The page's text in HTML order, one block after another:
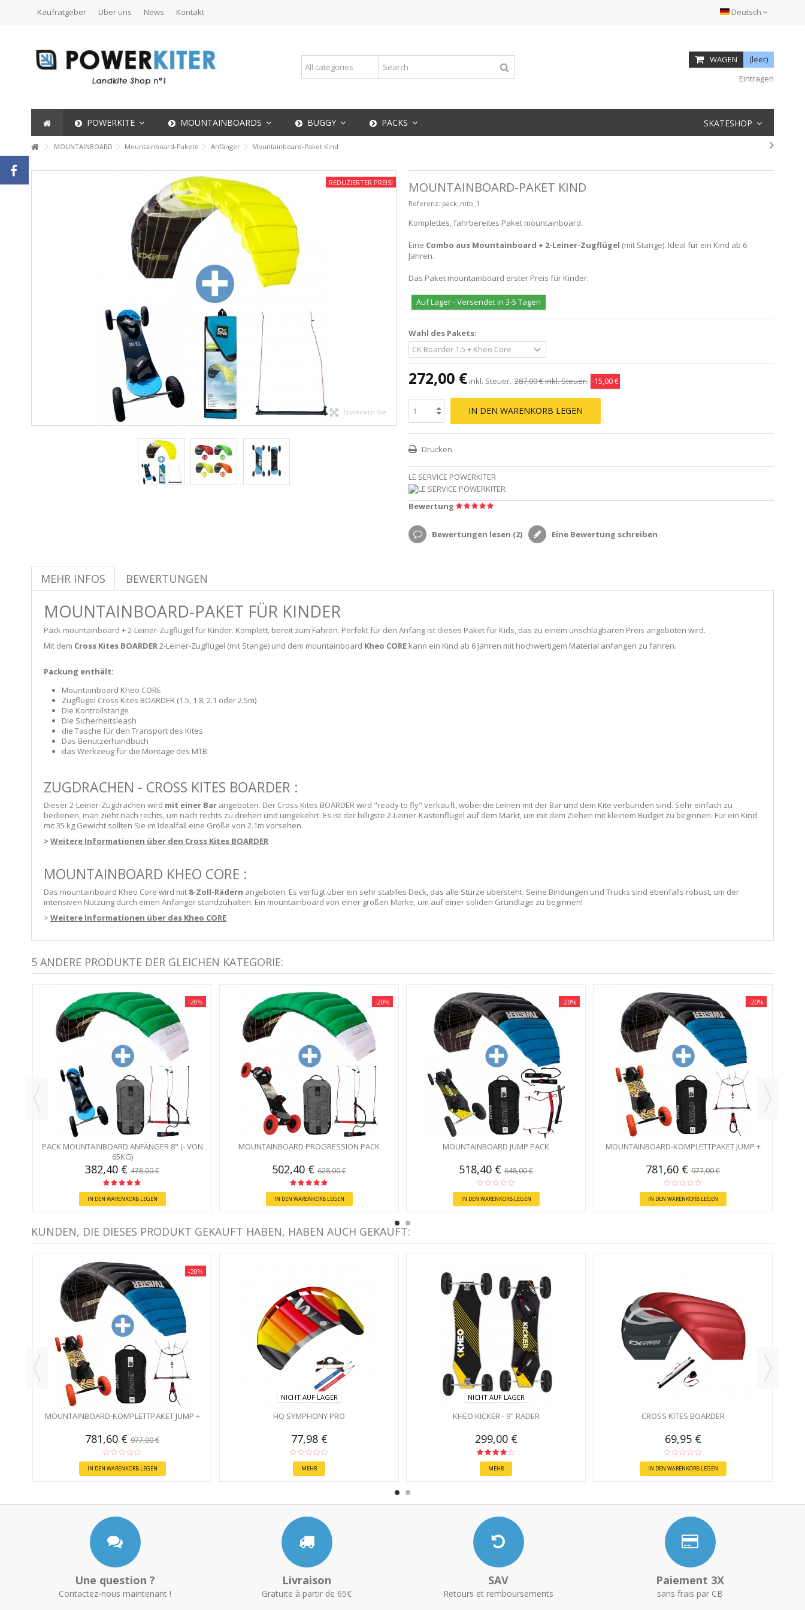
Deutsch
Kaufratgeber Über uns News Kontakt
WAGEN
(leer)
Eintragen
POWERKITE MOUNTAINBOARDS BUGGY PACKS SKATESHOP
MOUNTAINBOARD Mountainboard-Pakete Anfänger Mountainboard-Paket Kind
REDUZIERTER PREIS!
Erweitern Sie
MOUNTAINBOARD-PAKET KIND
Referenz: pack_mtb_1
Komplettes, fahrbereites Paket mountainboard.
Eine Combo aus Mountainboard + 2-Leiner-Zugflügel (mit Stange). Ideal für ein Kind ab 6
Jahren.
Das Paket mountainboard erster Preis für Kinder.
Auf Lager - Versendet in 3-5 Tagen
Wahl des Pakets:
272,00 € inkl. Steuer. 287,00 €inkl. Steuer. -15,00 €
IN DEN WARENKORB LEGEN
Drucken
LE SERVICE POWERKITER
Bewertung
Bewertungen lesen (2) Eine Bewertung schreiben
MEHR INFOS BEWERTUNGEN
MOUNTAINBOARD-PAKET FÜR KINDER
Pack mountainboard + 2-Leiner-Zugflügel für Kinder. Komplett, bereit zum Fahren. Perfekt für den Anfang ist dieses Paket für Kids, das zu einem unschlagbaren Preis angeboten wird.
Mit dem Cross Kites BOARDER2-Leiner-Zugflügel (mit Stange) und dem mountainboard Kheo CORE kann ein Kind ab 6 Jahren mit hochwertigem Material anfangen zu fahren.
Packung enthält:
Mountainboard Kheo CORE
Zugflügel Cross Kites BOARDER (1.5, 1.8, 2.1 oder 2.5m)
Die Kontrollstange
Die Sicherheitsleash
die Tasche für den Transport des Kites
Das Benutzerhandbuch
das Werkzeug für die Montage des MTB
ZUGDRACHEN - CROSS KITES BOARDER :
Dieser 2-Leiner-Zugdrachen wird mit einer Bar angeboten. Der Cross Kites BOARDER wird "ready to fly" verkauft, wobei die Leinen mit der Bar und dem Kite verbunden sind. Sehr einfach zu
bedienen, man zieht nach rechts, um nach rechts zu drehen und umgekehrt. Es ist der billigste 2-Leiner-Kastenflügel auf dem Markt, um mit dem Ziehen mit kleinem Budget zu beginnen. Für ein Kind
mit 35 kg Gewicht sollten Sie im Idealfall eine Größe von 2.1m vorsehen.
>Weitere Informationen über den Cross Kites BOARDER
MOUNTAINBOARD KHEO CORE :
Das mountainboard Kheo Core wird mit 8-Zoll-Rädern angeboten. Es verfügt über ein sehr stabiles Deck, das alle Stürze übersteht. Seine Bindungen und Trucks sind ebenfalls robust, um der
intensiven Nutzung durch einen Anfänger standzuhalten. Ein mountainboard von einer großen Marke, um auf einer soliden Grundlage zu beginnen!
> Weitere Informationen über das Kheo CORE
5 ANDERE PRODUKTE DER GLEICHEN KATEGORIE:
-20%
PACK MOUNTAINBOARD ANFÄNGER 8" (- VON
65KG)
382,40 € 478,00 €
IN DEN WARENKORB LEGEN
-20%
MOUNTAINBOARD PROGRESSION PACK
502,40 € 628,00 €
IN DEN WARENKORB LEGEN
-20%
MOUNTAINBOARD JUMP PACK
518,40 € 648,00 €
IN DEN WARENKORB LEGEN
-20%
MOUNTAINBOARD-KOMPLETTPAKET JUMP +
781,60 € 977,00 €
IN DEN WARENKORB LEGEN
KUNDEN, DIE DIESES PRODUKT GEKAUFT HABEN, HABEN AUCH GEKAUFT:
-20%
MOUNTAINBOARD-KOMPLETTPAKET JUMP +
781,60 € 977,00 €
IN DEN WARENKORB LEGEN
NICHT AUF LAGER
HQ SYMPHONY PRO
77,98 €
MEHR
NICHT AUF LAGER
KHEO KICKER - 9" RÄDER
299,00 €
MEHR
CROSS KITES BOARDER
69,95 €
IN DEN WARENKORB LEGEN
Une question ?
Contactez-nous maintenant !
Livraison
Gratuite à partir de 65€
SAV
Retours et remboursements
Paiement 3X
sans frais par CB